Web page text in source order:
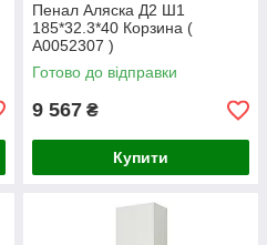
Пенал Аляска Д2 Ш1
185*32.3*40 Корзина (
А0052307 )
Готово до відправки
9 567 ₴
Купити